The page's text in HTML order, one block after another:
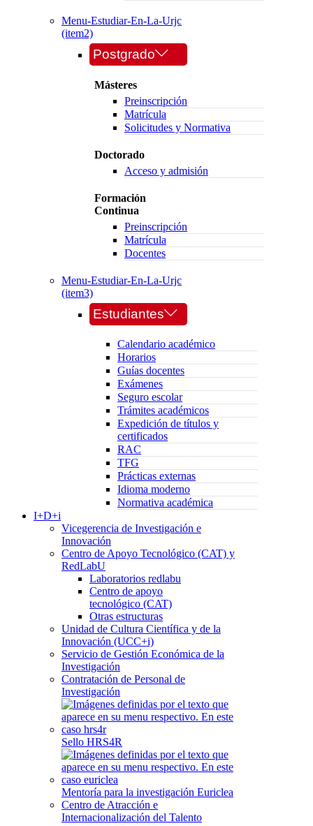
Menu-Estudiar-En-La-Urjc
(item2)
Postgrado
Másteres
Preinscripción
Matrícula
Solicitudes y Normativa
Doctorado
Acceso y admisión
Formación
Continua
Preinscripción
Matrícula
Docentes
Menu-Estudiar-En-La-Urjc
(item3)
Estudiantes
Calendario académico
Horarios
Guías docentes
Exámenes
Seguro escolar
Trámites académicos
Expedición de títulos y
certificados
RAC
TFG
Prácticas externas
Idioma moderno
Normativa académica
I+D+i
Vicegerencia de Investigación e
Innovación
Centro de Apoyo Tecnológico (CAT) y
RedLabU
Laboratorios redlabu
Centro de apoyo
tecnológico (CAT)
Otras estructuras
Unidad de Cultura Científica y de la
Innovación (UCC+i)
Servicio de Gestión Económica de la
Investigación
Contratación de Personal de
Investigación
Sello HRS4R
Mentoría para la investigación Euriclea
Centro de Atracción e
Internacionalización del Talento